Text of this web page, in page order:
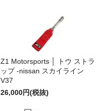
Z1 Motorsports │ トウ ストラ
ップ -nissan スカイライン
V37
26,000円(税抜)